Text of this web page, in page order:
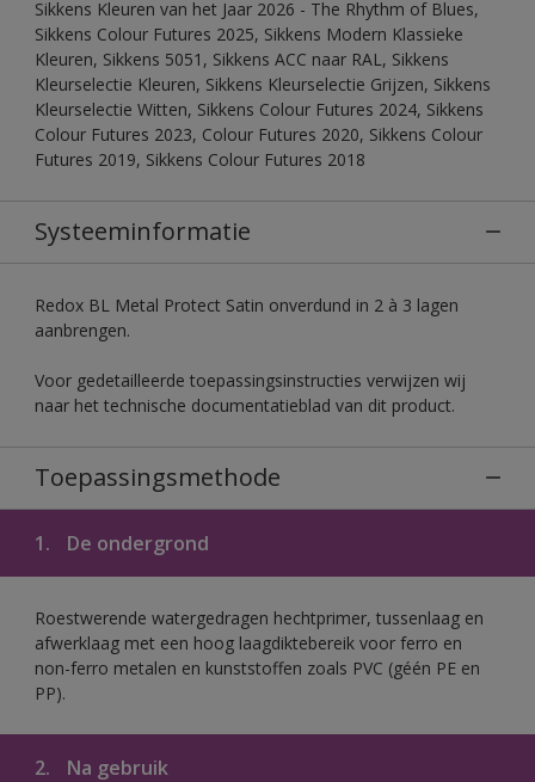
Sikkens Kleuren van het Jaar 2026 - The Rhythm of Blues,
Sikkens Colour Futures 2025, Sikkens Modern Klassieke
Kleuren, Sikkens 5051, Sikkens ACC naar RAL, Sikkens
Kleurselectie Kleuren, Sikkens Kleurselectie Grijzen, Sikkens
Kleurselectie Witten, Sikkens Colour Futures 2024, Sikkens
Colour Futures 2023, Colour Futures 2020, Sikkens Colour
Futures 2019, Sikkens Colour Futures 2018
Systeeminformatie
Redox BL Metal Protect Satin onverdund in 2 à 3 lagen
aanbrengen.
Voor gedetailleerde toepassingsinstructies verwijzen wij
naar het technische documentatieblad van dit product.
Toepassingsmethode
1. De ondergrond
Roestwerende watergedragen hechtprimer, tussenlaag en
afwerklaag met een hoog laagdiktebereik voor ferro en
non-ferro metalen en kunststoffen zoals PVC (géén PE en
PP).
2. Na gebruik